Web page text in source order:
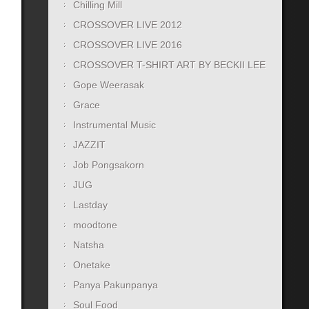
Chilling Mill
CROSSOVER LIVE 2012
CROSSOVER LIVE 2016
CROSSOVER T-SHIRT ART BY BECKII LEE
Gope Weerasak
Grace
Instrumental Music
JAZZIT
Job Pongsakorn
JUG
Lastday
moodtone
Natsha
Onetake
Panya Pakunpanya
Soul Food